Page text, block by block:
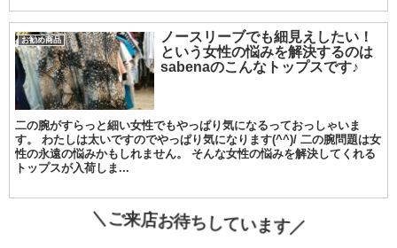
お勧め商品
ノースリーブでも細見えしたい！
という女性の悩みを解決するのは
sabenaのこんなトップスです♪
二の腕がすらっと細い女性でもやっぱり気になるっておっしゃいま
す。 わたしは太いですのでやっぱり気になります(^^)/ 二の腕問題は女
性の永遠の悩みかもしれません。 そんな女性の悩みを解決してくれる
トップスが入荷しま...
＼ご来店お待ちしています／